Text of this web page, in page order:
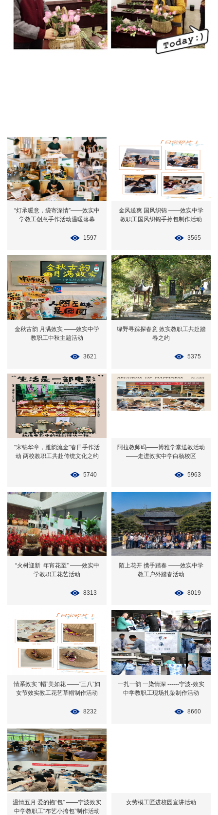
“灯承暖意，袋寄深情”——效实中
学教工创意手作活动温暖落幕
1597
金风送爽 国风织锦 ——效实中学
教职工国风织锦手拎包制作活动
3565
金秋古韵 月满效实 ——效实中学
教职工中秋主题活动
3621
绿野寻踪探春意 效实教职工共赴踏
春之约
5375
"宋锦华章，雅韵流金"春日手作活
动 两校教职工共赴传统文化之约
5740
阿拉教师码——博雅学堂送教活动
——走进效实中学白杨校区
5963
“火树迎新 年宵花至” ——效实中
学教职工花艺活动
8313
陌上花开 携手踏春 ——效实中学
教工户外踏春活动
8019
情系效实 “帽”美如花 ——“三八”妇
女节效实教工花艺草帽制作活动
8232
一扎一韵 一染情深 ------宁波-效实
中学教职工现场扎染制作活动
8660
温情五月 爱的抱“包” ——宁波效实
中学教职工“布艺小挎包”制作活动
女劳模工匠进校园宣讲活动